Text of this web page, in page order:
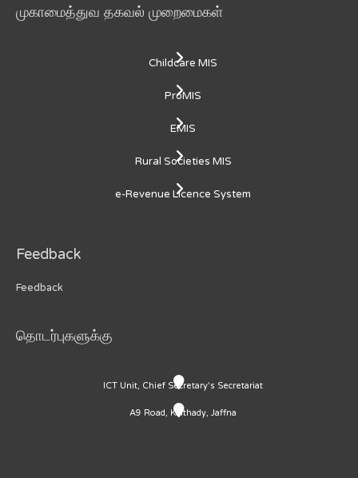
முகாமைத்துவ தகவல் முறைமைகள்
Childcare MIS
ProMIS
EMIS
Rural Societies MIS
e-Revenue Licence System
Feedback
Feedback
தொடர்புகளுக்கு
ICT Unit, Chief Secretary's Secretariat
A9 Road, Kaithady, Jaffna